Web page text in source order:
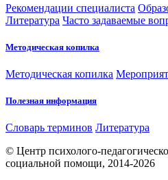
Рекомендации специалиста
Литература Часто задаваемые
Методическая копилка
Методическая копилка
Полезная информация
Словарь терминов Литература
© Центр психолого-
социальной помощи, 2014-2026